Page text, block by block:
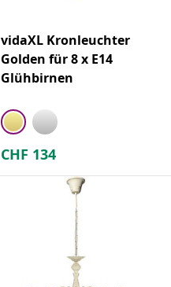
vidaXL Kronleuchter
Golden für 8 x E14
Glühbirnen
CHF 134